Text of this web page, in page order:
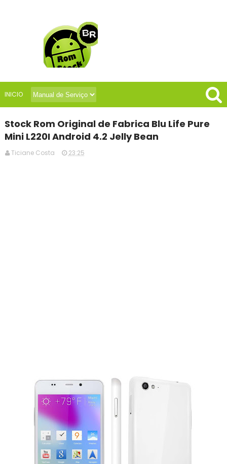
INICIO
Stock Rom Original de Fabrica Blu Life Pure
Mini L220I Android 4.2 Jelly Bean
Ticiane Costa 23:25